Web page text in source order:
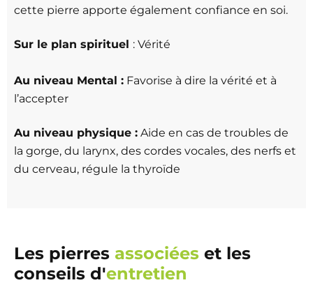
cette pierre apporte également confiance en soi.
Sur le plan spirituel : Vérité
Au niveau Mental : Favorise à dire la vérité et à
l’accepter
Au niveau physique : Aide en cas de troubles de
la gorge, du larynx, des cordes vocales, des nerfs et
du cerveau, régule la thyroïde
Les pierres associées et les
conseils d'entretien